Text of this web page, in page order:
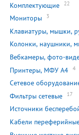
Комплектующие 22
Мониторы 3
Клавиатуры, мышки,
Колонки, наушники,
Вебкамеры, фото-
Принтеры, МФУ А4 4
Сетевое
Фильтры сетевые 17
Источники
Кабели